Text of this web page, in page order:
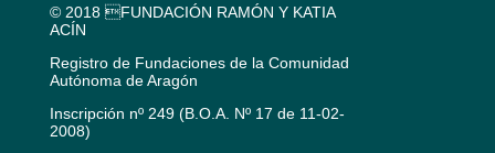
© 2018 FUNDACIÓN RAMÓN Y KATIA
ACÍN
Registro de Fundaciones de la Comunidad
Autónoma de Aragón
Inscripción nº 249 (B.O.A. Nº 17 de 11-02-
2008)